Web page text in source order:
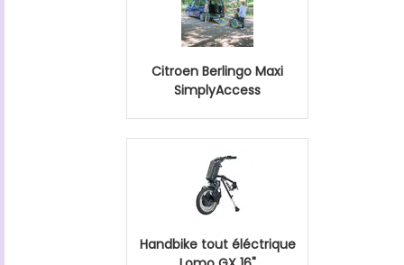
Citroen Berlingo Maxi
SimplyAccess
Handbike tout éléctrique